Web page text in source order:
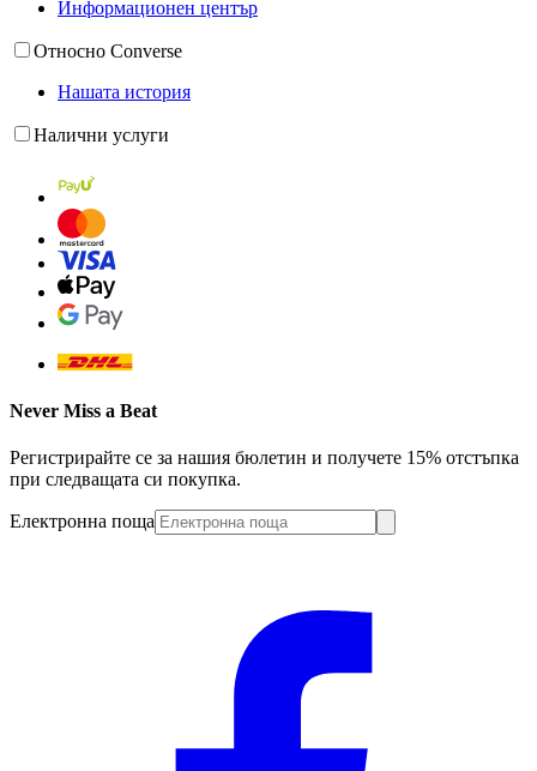
Информационен център
Относно Converse
Нашата история
Налични услуги
Never Miss a Beat
Регистрирайте се за нашия бюлетин и получете 15% отстъпка
при следващата си покупка.
Електронна поща